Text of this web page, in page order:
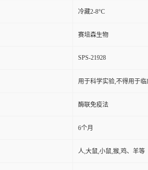
冷藏2-8°C
赛培森生物
SPS-21928
用于科学实验,不得用于临
酶联免疫法
6个月
人,大鼠,小鼠,猴,鸡、羊等